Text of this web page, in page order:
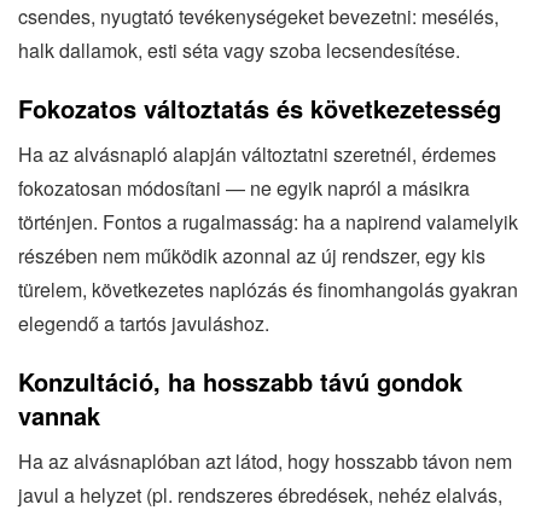
csendes, nyugtató tevékenységeket bevezetni: mesélés,
halk dallamok, esti séta vagy szoba lecsendesítése.
Fokozatos változtatás és következetesség
Ha az alvásnapló alapján változtatni szeretnél, érdemes
fokozatosan módosítani — ne egyik napról a másikra
történjen. Fontos a rugalmasság: ha a napirend valamelyik
részében nem működik azonnal az új rendszer, egy kis
türelem, következetes naplózás és finomhangolás gyakran
elegendő a tartós javuláshoz.
Konzultáció, ha hosszabb távú gondok
vannak
Ha az alvásnaplóban azt látod, hogy hosszabb távon nem
javul a helyzet (pl. rendszeres ébredések, nehéz elalvás,